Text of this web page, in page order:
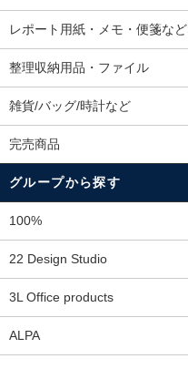
レポート用紙・メモ・便箋など
整理収納用品・ファイル
雑貨/バッグ/時計など
完売商品
グループから探す
100%
22 Design Studio
3L Office products
ALPA